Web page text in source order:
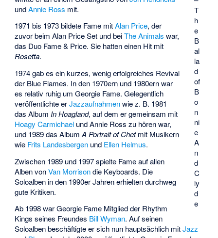
T
h
e
B
al
la
d
of
B
o
n
ni
e
A
n
d
C
ly
d
e
undAnnie Ross mit.
1971 bis 1973 bildete Fame mitAlan Price, der
zuvor beim Alan Price Set und beiThe Animals war,
das Duo Fame & Price. Sie hatten einen Hit mit
Rosetta.
1974 gab es ein kurzes, wenig erfolgreiches Revival
der Blue Flames. In den 1970ern und 1980ern war
es relativ ruhig um Georgie Fame. Gelegentlich
veröffentlichte erJazzaufnahmenwie z. B. 1981
das Album In Hoagland, auf dem er gemeinsam mit
Hoagy Carmichael und Annie Ross zu hören war,
und 1989 das AlbumA Portrait of Chetmit Musikern
wie Frits Landesbergen und Ellen Helmus.
Zwischen 1989 und 1997 spielte Fame auf allen
Alben vonVan Morrisondie Keyboards. Die
Soloalben in den 1990er Jahren erhielten durchweg
gute Kritiken.
Ab 1998 war Georgie Fame Mitglied der Rhythm
Kings seines Freundes Bill Wyman. Auf seinen
Soloalben beschäftigte er sich nun hauptsächlich mitJazz